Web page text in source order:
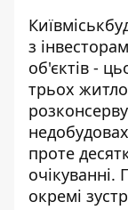
з
об'єктів -
трьох
проте
очікуванні.
окремі